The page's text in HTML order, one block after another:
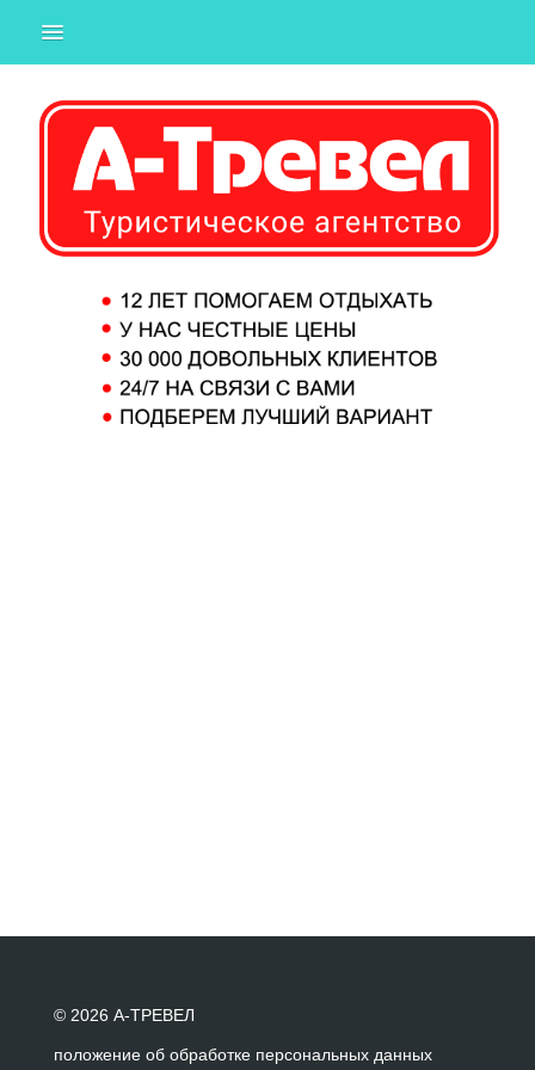
ИЗ ТЮМЕНИ
ИЗ ЕКАТЕРИНБУРГА
ИЗ МОСКВЫ
ПОДБОР ТУРА
О КОМПАНИИ
© 2026 А-ТРЕВЕЛ
положение об обработке персональных данных